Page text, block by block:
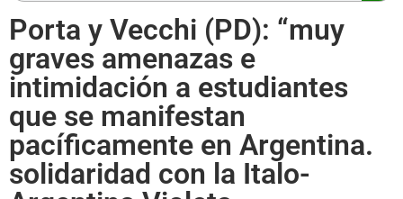
Porta y Vecchi (PD): “muy
graves amenazas e
intimidación a estudiantes
que se manifestan
pacíficamente en Argentina.
solidaridad con la Italo-